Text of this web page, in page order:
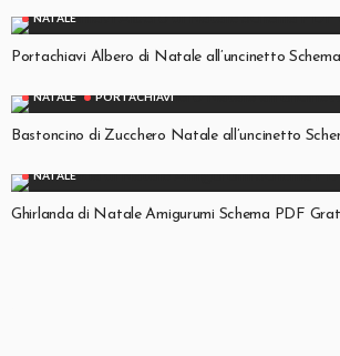
NATALE
Portachiavi Albero di Natale all’uncinetto
NATALE PORTACHIAVI
Bastoncino di Zucchero Natale all’uncinetto
NATALE
Ghirlanda di Natale Amigurumi Schema PDF